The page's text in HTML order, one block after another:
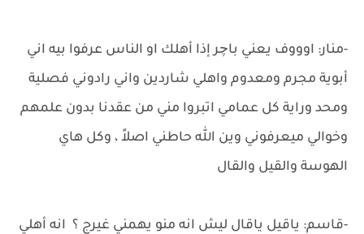
-منار: اوووف يعني باچر إذا أهلك او الناس عرفوا بيه اني
أبوية مجرم ومعدوم واهلي شاردين واني رادوني فصلية
ومحد وراية كل عمامي اتبروا مني من عقدنا بدون علمهم
وخوالي ميعرفوني وين الله حاطني اصلاً ، وكل هاي
الهوسة والقيل والقال
-قاسم: ياقيل ياقال ليش انه منو يهمني غيرج ؟ انه أهلي